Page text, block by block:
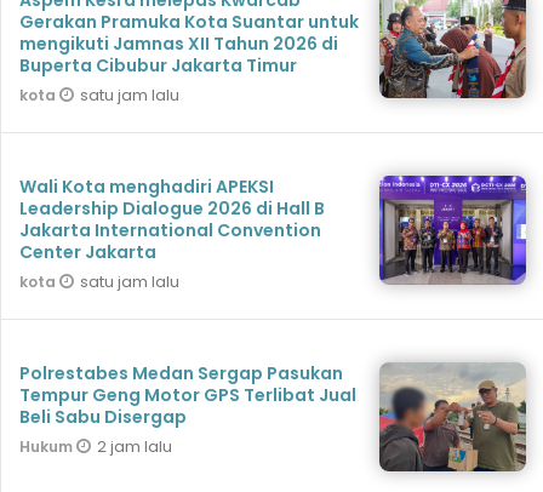
Gerakan Pramuka Kota Suantar untuk
mengikuti Jamnas XII Tahun 2026 di
Buperta Cibubur Jakarta Timur
kota satu jam lalu
Wali Kota menghadiri APEKSI
Leadership Dialogue 2026 di Hall B
Jakarta International Convention
Center Jakarta
kota satu jam lalu
Polrestabes Medan Sergap Pasukan
Tempur Geng Motor GPS Terlibat Jual
Beli Sabu Disergap
Hukum 2 jam lalu